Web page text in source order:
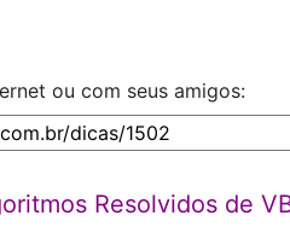
ou com seus amigos:
Resolvidos de